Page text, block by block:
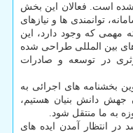
است. فعالان این بخش
توانمندی ها و نیازهای
مهمی که وجود دارد، این
بین المللی طراحی شده
در توسعه و صادرات
بخشنامه های اجرائی به
جهش دانش بنیان هستیم،
به ما منتقل شود.
در انتظار آمدن ایده های